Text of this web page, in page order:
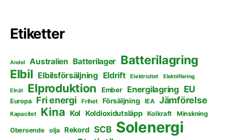
Etiketter
Andel Australien Batterilager Batterilagring
Elbil Elbilsförsäljning Eldrift Elektricitet Elektrifiering
Elnät Elproduktion Ember Energilagring EU
Europa Fri energi Frihet Försäljning IEA Jämförelse
Kapacitet Kina Kol Koldioxidutsläpp Kolkraft Minskning
Oberoende olja Rekord SCB Solenergi